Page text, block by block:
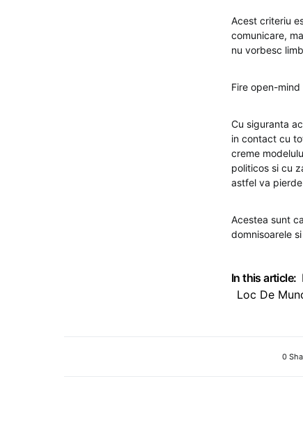
Acest criteriu
comunicare,
nu vorbesc
Fire open-mind
Cu siguranta
in contact cu
creme
politicos si cu
astfel va
Acestea sunt
domnisoarele
In this article:
Loc De
0